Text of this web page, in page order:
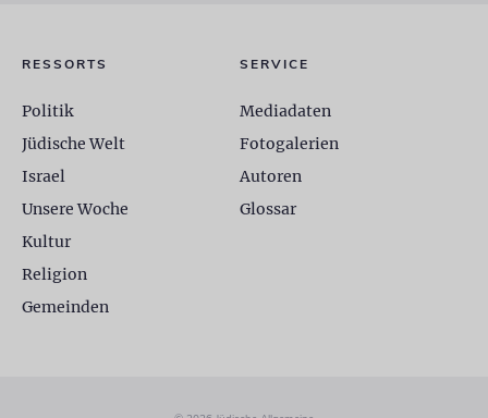
RESSORTS
Politik
Jüdische Welt
Israel
Unsere Woche
Kultur
Religion
Gemeinden
SERVICE
Mediadaten
Fotogalerien
Autoren
Glossar